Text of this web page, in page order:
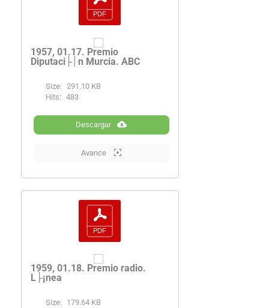
1957, 01.17. Premio
Diputaci├│n Murcia. ABC
Size: 291.10 KB
Hits: 483
Descargar
Avance
1959, 01.18. Premio radio.
L├¡nea
Size:
179.64 KB